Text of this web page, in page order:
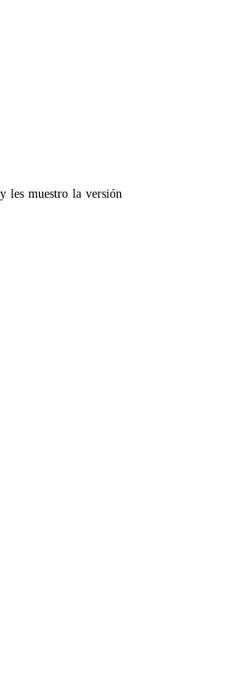
les muestro la versión